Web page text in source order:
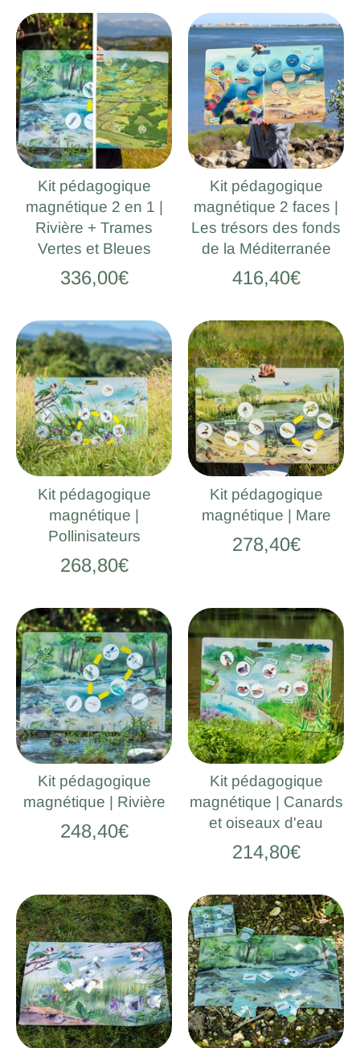
Kit pédagogique
magnétique 2 en 1 |
Rivière + Trames
Vertes et Bleues
336,00€
Kit pédagogique
magnétique 2 faces |
Les trésors des fonds
de la Méditerranée
416,40€
Kit pédagogique
magnétique |
Pollinisateurs
268,80€
Kit pédagogique
magnétique | Mare
278,40€
Kit pédagogique
magnétique | Rivière
248,40€
Kit pédagogique
magnétique | Canards
et oiseaux d'eau
214,80€